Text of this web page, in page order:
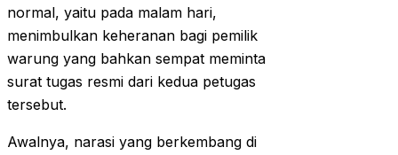
normal, yaitu pada malam hari,
menimbulkan keheranan bagi pemilik
warung yang bahkan sempat meminta
surat tugas resmi dari kedua petugas
tersebut.
Awalnya, narasi yang berkembang di